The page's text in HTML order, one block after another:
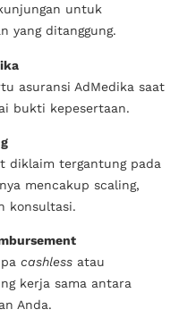
untuk
yang ditanggung.
asuransi AdMedika saat
bukti kepesertaan.
diklaim tergantung pada
mencakup scaling,
konsultasi.
cashless atau
kerja sama antara
Anda.